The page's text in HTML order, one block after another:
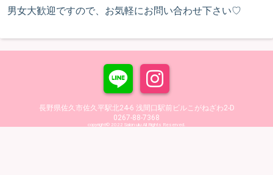
男女大歓迎ですので、お気軽にお問い合わせ下さい♡
長野県佐久市佐久平駅北24-6 浅間口駅前ビルこがねざわ2-D
0267-88-7368
copyright© 2022 Salon ulu All Rights Reserved.